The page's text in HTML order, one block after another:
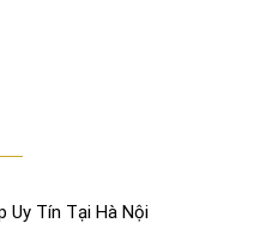
Uy Tín Tại Hà Nội